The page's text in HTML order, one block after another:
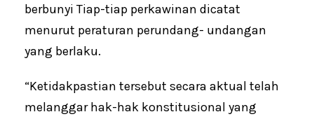
berbunyi Tiap-tiap perkawinan dicatat
menurut peraturan perundang- undangan
yang berlaku.
“Ketidakpastian tersebut secara aktual telah
melanggar hak-hak konstitusional yang